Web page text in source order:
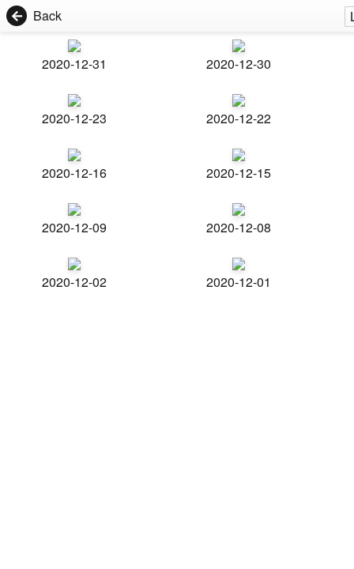
Back
2020-12-31 2020-12-30
2020-12-23 2020-12-22
2020-12-16 2020-12-15
2020-12-09 2020-12-08
2020-12-02 2020-12-01